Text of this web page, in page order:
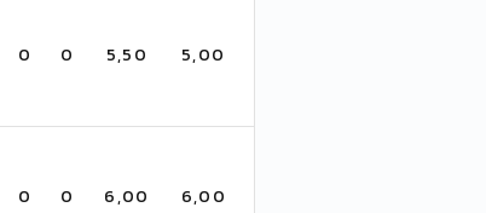
0 0 5,50 5,00
0 0 6,00 6,00